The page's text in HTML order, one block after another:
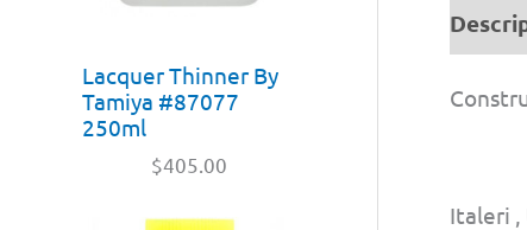
Lacquer Thinner By
Tamiya #87077
250ml
$405.00
Italeri ,